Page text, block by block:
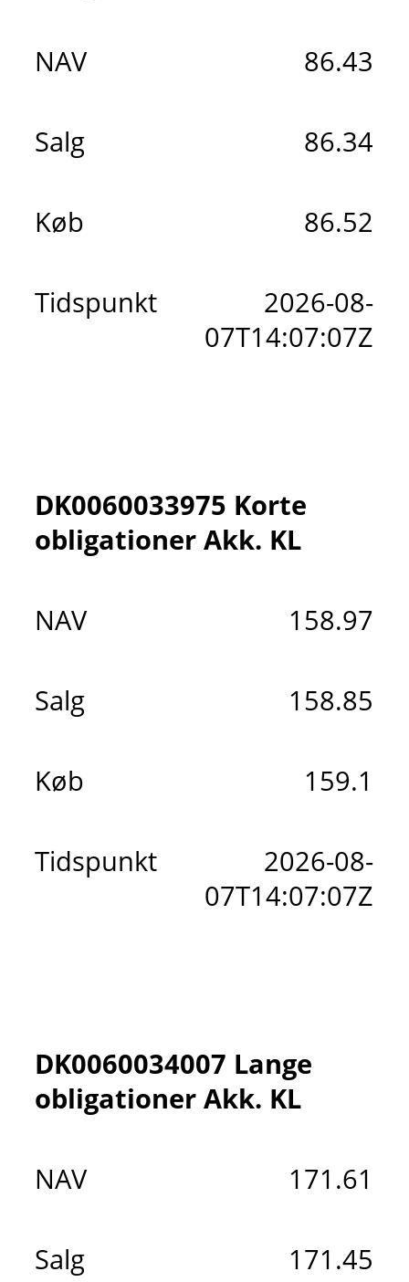
NAV 86.43
Salg 86.34
Køb 86.52
Tidspunkt
2026-08-
07T14:07:07Z
DK0060033975 Korte
obligationer Akk. KL
NAV 158.97
Salg 158.85
Køb 159.1
Tidspunkt
2026-08-
07T14:07:07Z
DK0060034007 Lange
obligationer Akk. KL
NAV 171.61
Salg 171.45